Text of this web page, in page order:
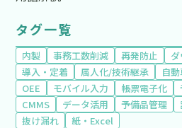
タグ一覧
内製 事務工数削減 再発防止
導入・定着
属人化/技術継承 自
OEE
モバイル入力 帳票電子化
CMMS
データ活用 予備品管理
抜け漏れ
紙・Excel